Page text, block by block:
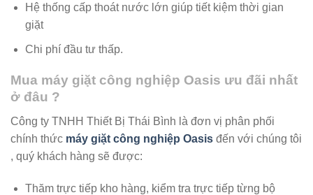
Hệ thống cấp thoát nước lớn giúp tiết kiệm thời gian
giặt
Chi phí đầu tư thấp.
Mua máy giặt công nghiệp Oasis ưu đãi nhất
ở đâu ?
Công ty TNHH Thiết Bị Thái Bình là đơn vị phân phối
chính thức máy giặt công nghiệp Oasis đến với chúng tôi
, quý khách hàng sẽ được:
Thăm trực tiếp kho hàng, kiểm tra trực tiếp từng bộ